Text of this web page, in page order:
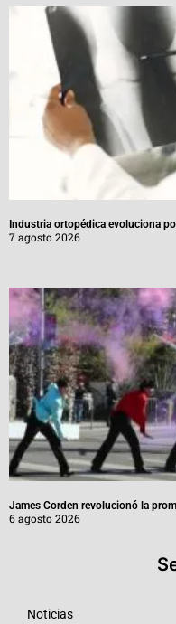
Industria ortopédica evoluciona
7 agosto 2026
James Corden revolucionó la
6 agosto 2026
Noticias